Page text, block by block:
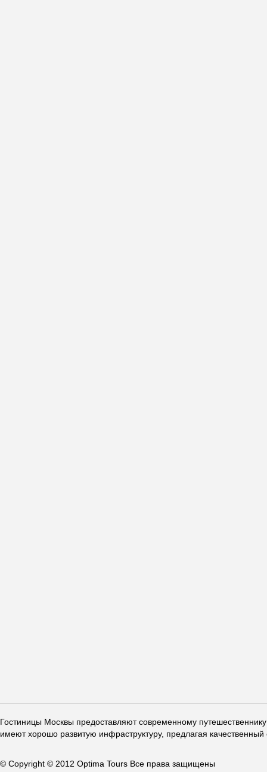
Гостиницы Москвы предоставляют современному
имеют хорошо развитую инфраструктуру, предлагая
© Copyright © 2012 Optima Tours Все права защищены